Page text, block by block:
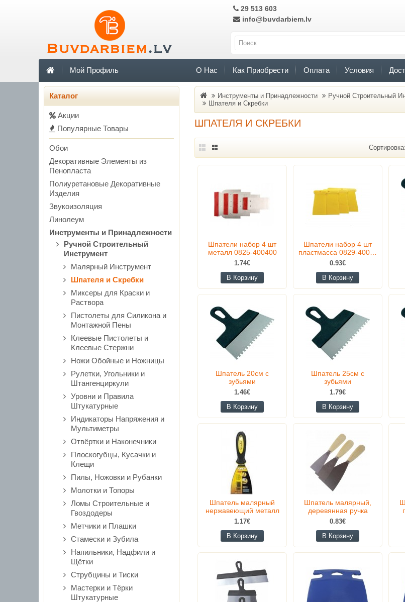
29 513 603
info@buvdarbiem.lv
Мой Профиль О Нас Как Приобрести Оплата Условия
Каталог
Акции
Популярные Товары
Обои
Декоративные Элементы из
Пенопласта
Полиуретановые Декоративные
Изделия
Звукоизоляция
Линолеум
Инструменты и Принадлежности
Ручной Строительный
Инструмент
Малярный Инструмент
Шпателя и Скребки
Миксеры для Краски и
Раствора
Пистолеты для Силикона и
Монтажной Пены
Клеевые Пистолеты и
Клеевые Стержни
Ножи Обойные и Ножницы
Рулетки, Угольники и
Штангенциркули
Уровни и Правила
Штукатурные
Индикаторы Напряжения и
Мультиметры
Отвёртки и Наконечники
Плоскогубцы, Кусачки и
Клещи
Пилы, Ножовки и Рубанки
Молотки и Топоры
Ломы Строительные и
Гвоздодеры
Метчики и Плашки
Стамески и Зубила
Напильники, Надфили и
Щётки
Струбцины и Тиски
Мастерки и Тёрки
Штукатурные
Инструменты и Принадлежности
Ручной Строительный
Шпателя и Скребки
ШПАТЕЛЯ И СКРЕБКИ
Сортировка:
Шпатели набор 4 шт
металл 0825-400400
1.74€
В Корзину
Шпатели набор 4 шт
пластмасса 0829-400…
0.93€
В Корзину
Шпатель 20см с
зубьями
1.46€
В Корзину
Шпатель 25см с
зубьями
1.79€
В Корзину
Шпатель малярный
нержавеющий металл
1.17€
В Корзину
Шпатель малярный,
деревянная ручка
0.83€
В Корзину